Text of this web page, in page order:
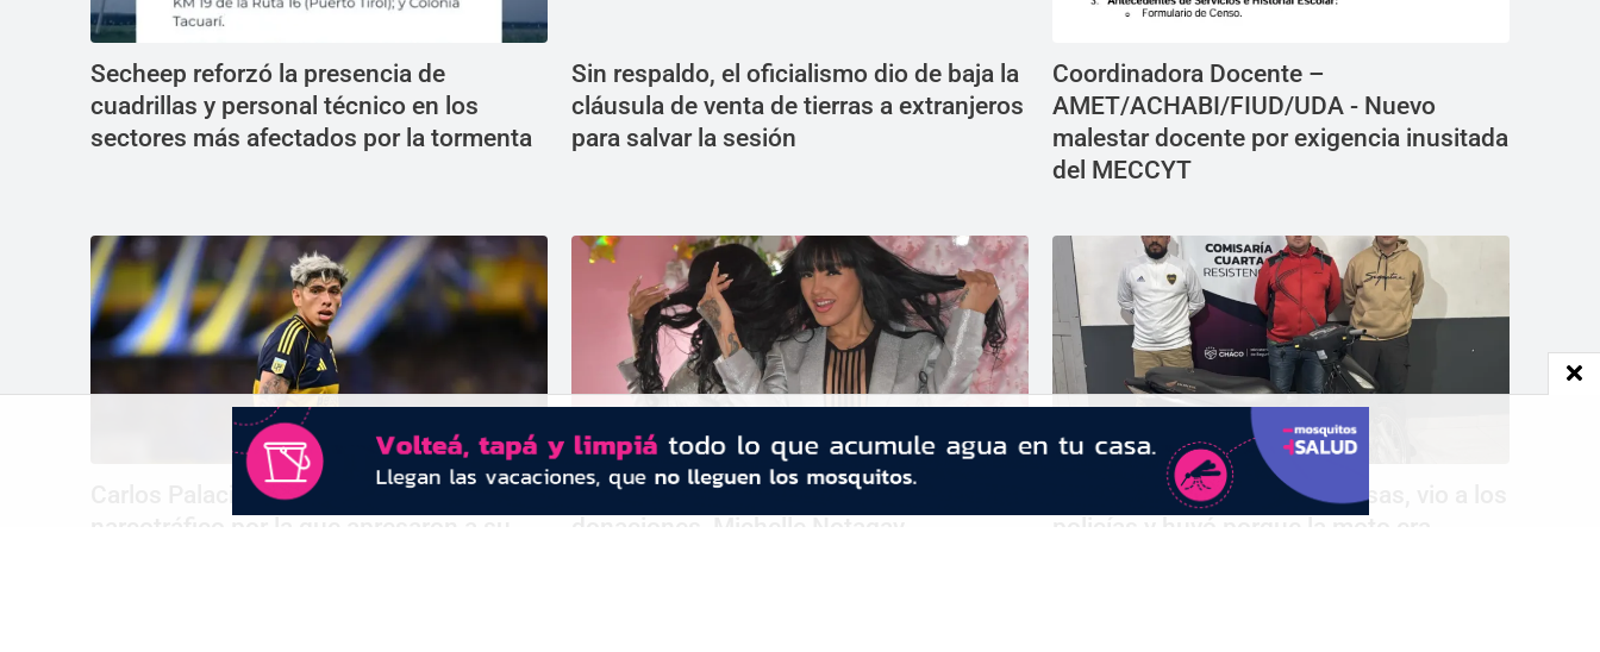
Secheep reforzó la presencia de
cuadrillas y personal técnico en los
sectores más afectados por la tormenta
Sin respaldo, el oficialismo dio de baja la
cláusula de venta de tierras a extranjeros
para salvar la sesión
Coordinadora Docente –
AMET/ACHABI/FIUD/UDA - Nuevo
malestar docente por exigencia inusitada
del MECCYT
Carlos Palacios se desligó de la causa de
De paso por Chaco para entregar
Realizaba maniobras peligrosas, vio a los